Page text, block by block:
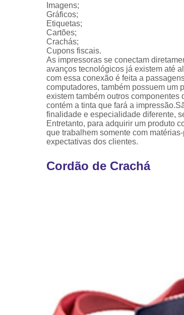
Imagens;
Gráficos;
Etiquetas;
Cartões;
Crachás;
Cupons fiscais.
As impressoras se conectam
avanços tecnológicos já existem até
com essa conexão é feita a
computadores, também possuem um
existem também outros
contém a tinta que fará a
finalidade e especialidade diferente,
Entretanto, para adquirir um produto
que trabalhem somente com
expectativas dos clientes.
Cordão de Crachá